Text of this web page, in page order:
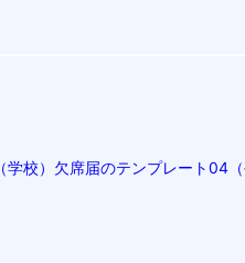
（学校）欠席届のテンプレート04